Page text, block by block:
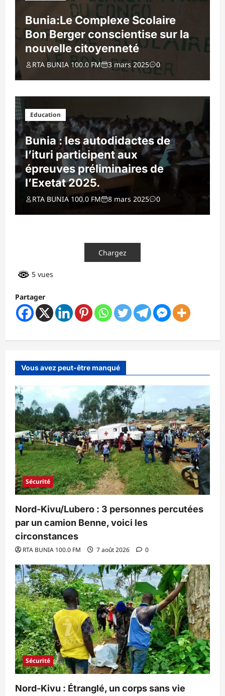
Bunia:Le Complexe Scolaire
Bon Berger conscientise sur la
nouvelle citoyenneté
RTA BUNIA 100.0 FM 3 mars 2025 0
Education
Bunia : les autodidactes de
l’ituri participent aux
épreuves préliminaires de
l’Exetat 2025.
RTA BUNIA 100.0 FM 8 mars 2025 0
Chargez
5 vues
Partager
Vous avez peut-être manqué
Sécurité
Nord-Kivu/Lubero : 3 personnes percutées
par un camion Benne, voici les
circonstances
RTA BUNIA 100.0 FM 7 août 2026 0
Sécurité
Nord-Kivu : Étranglé, un corps sans vie